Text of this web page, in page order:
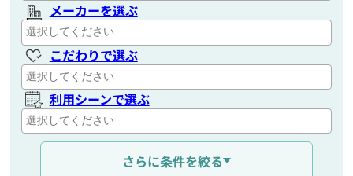
メーカーを選ぶ
こだわりで選ぶ
利用シーンで選ぶ
通信距離を選ぶ
さらに条件を絞る